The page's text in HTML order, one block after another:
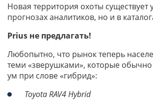
Новая территория охоты существует
прогнозах аналитиков, но и в
Prius не предлагать!
Любопытно, что рынок теперь
теми «зверушками», которые обычно
ум при слове «гибрид»:
Toyota RAV4 Hybrid